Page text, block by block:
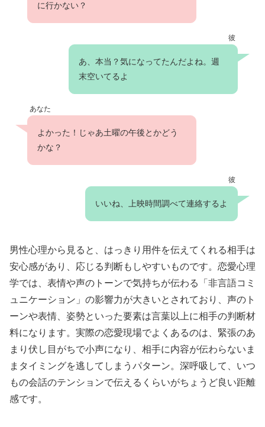
に行かない？
彼
あ、本当？気になってたんだよね。週
末空いてるよ
あなた
よかった！じゃあ土曜の午後とかどう
かな？
彼
いいね、上映時間調べて連絡するよ
男性心理から見ると、はっきり用件を伝えてくれる相手は
安心感があり、応じる判断もしやすいものです。恋愛心理
学では、表情や声のトーンで気持ちが伝わる「非言語コミ
ュニケーション」の影響力が大きいとされており、声のト
ーンや表情、姿勢といった要素は言葉以上に相手の判断材
料になります。実際の恋愛現場でよくあるのは、緊張のあ
まり伏し目がちで小声になり、相手に内容が伝わらないま
まタイミングを逃してしまうパターン。深呼吸して、いつ
もの会話のテンションで伝えるくらいがちょうど良い距離
感です。